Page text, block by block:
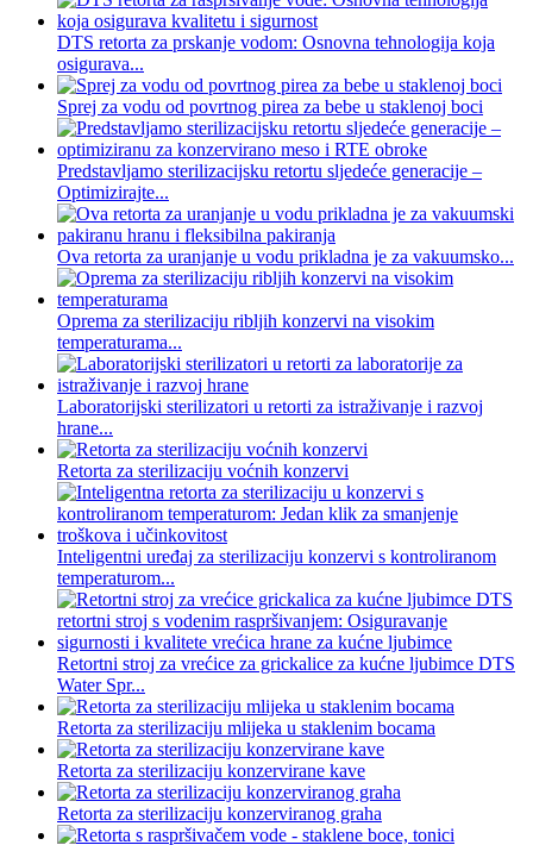
DTS retorta za prskanje vodom: Osnovna tehnologija koja
osigurava...
Sprej za vodu od povrtnog pirea za bebe u staklenoj boci
Predstavljamo sterilizacijsku retortu sljedeće generacije –
Optimizirajte...
Ova retorta za uranjanje u vodu prikladna je za vakuumsko...
Oprema za sterilizaciju ribljih konzervi na visokim
temperaturama...
Laboratorijski sterilizatori u retorti za istraživanje i razvoj
hrane...
Retorta za sterilizaciju voćnih konzervi
Inteligentni uređaj za sterilizaciju konzervi s kontroliranom
temperaturom...
Retortni stroj za vrećice za grickalice za kućne ljubimce DTS
Water Spr...
Retorta za sterilizaciju mlijeka u staklenim bocama
Retorta za sterilizaciju konzervirane kave
Retorta za sterilizaciju konzerviranog graha